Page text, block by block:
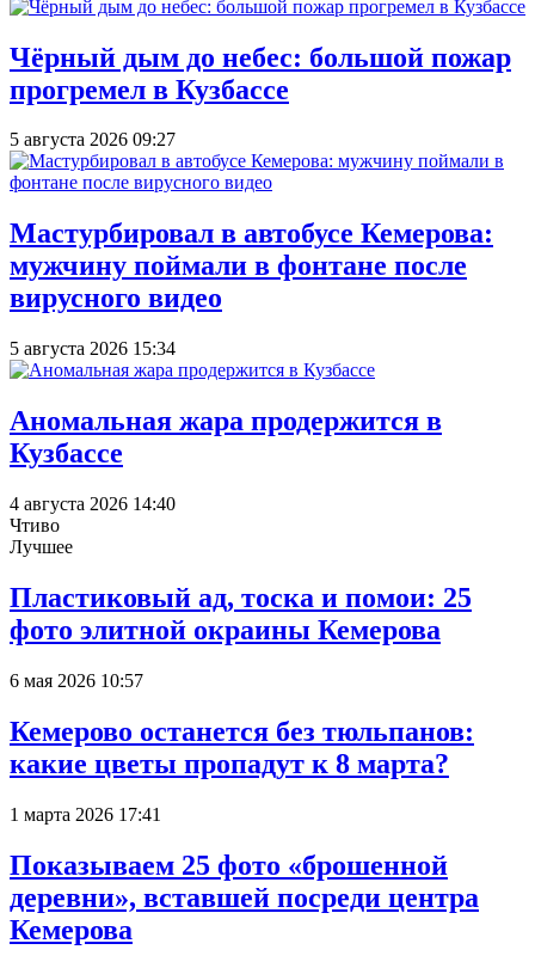
Чёрный дым до небес: большой пожар
прогремел в Кузбассе
5 августа 2026 09:27
Мастурбировал в автобусе Кемерова:
мужчину поймали в фонтане после
вирусного видео
5 августа 2026 15:34
Аномальная жара продержится в
Кузбассе
4 августа 2026 14:40
Чтиво
Лучшее
Пластиковый ад, тоска и помои: 25
фото элитной окраины Кемерова
6 мая 2026 10:57
Кемерово останется без тюльпанов:
какие цветы пропадут к 8 марта?
1 марта 2026 17:41
Показываем 25 фото «брошенной
деревни», вставшей посреди центра
Кемерова